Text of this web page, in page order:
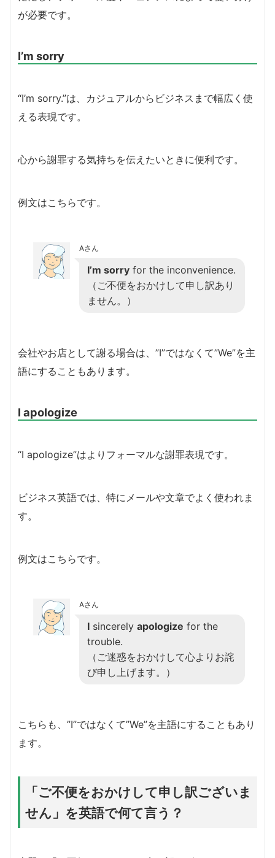
が必要です。
I’m sorry
“I’m sorry.”は、カジュアルからビジネスまで幅広く使
える表現です。
心から謝罪する気持ちを伝えたいときに便利です。
例文はこちらです。
Aさん
I’m sorry for the inconvenience.
（ご不便をおかけして申し訳あり
ません。）
会社やお店として謝る場合は、”I”ではなくて”We”を主
語にすることもあります。
I apologize
“I apologize”はよりフォーマルな謝罪表現です。
ビジネス英語では、特にメールや文章でよく使われま
す。
例文はこちらです。
Aさん
I sincerely apologize for the
trouble.
（ご迷惑をおかけして心よりお詫
び申し上げます。）
こちらも、”I”ではなくて”We”を主語にすることもあり
ます。
「ご不便をおかけして申し訳ございま
せん」を英語で何て言う？